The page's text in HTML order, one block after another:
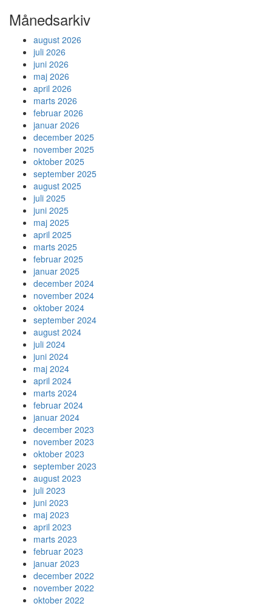
Månedsarkiv
august 2026
juli 2026
juni 2026
maj 2026
april 2026
marts 2026
februar 2026
januar 2026
december 2025
november 2025
oktober 2025
september 2025
august 2025
juli 2025
juni 2025
maj 2025
april 2025
marts 2025
februar 2025
januar 2025
december 2024
november 2024
oktober 2024
september 2024
august 2024
juli 2024
juni 2024
maj 2024
april 2024
marts 2024
februar 2024
januar 2024
december 2023
november 2023
oktober 2023
september 2023
august 2023
juli 2023
juni 2023
maj 2023
april 2023
marts 2023
februar 2023
januar 2023
december 2022
november 2022
oktober 2022